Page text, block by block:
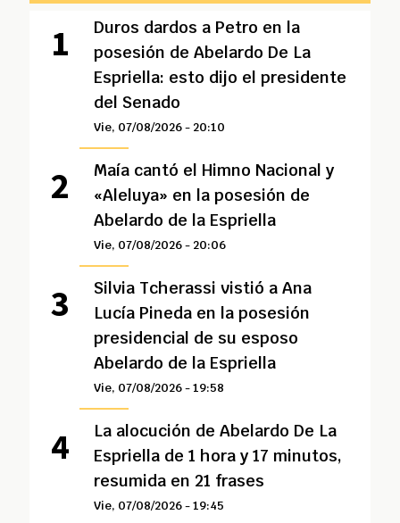
Duros dardos a Petro en la
posesión de Abelardo De La
Espriella: esto dijo el presidente
del Senado
Vie, 07/08/2026 - 20:10
Maía cantó el Himno Nacional y
«Aleluya» en la posesión de
Abelardo de la Espriella
Vie, 07/08/2026 - 20:06
Silvia Tcherassi vistió a Ana
Lucía Pineda en la posesión
presidencial de su esposo
Abelardo de la Espriella
Vie, 07/08/2026 - 19:58
La alocución de Abelardo De La
Espriella de 1 hora y 17 minutos,
resumida en 21 frases
Vie, 07/08/2026 - 19:45